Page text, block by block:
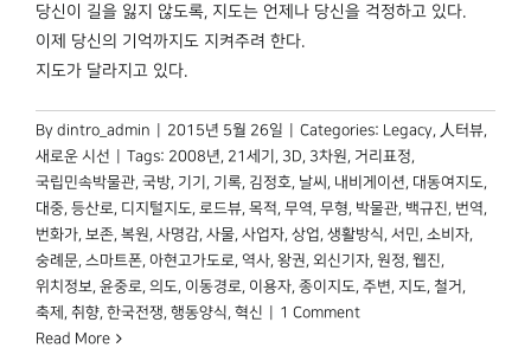
당신이 길을 잃지 않도록, 지도는 언제나 당신을 걱정하고 있다.
이제 당신의 기억까지도 지켜주려 한다.
지도가 달라지고 있다.
By dintro_admin 2015년 5월 26일 Categories: Legacy, 人터뷰,
새로운 시선
Tags: 2008년, 21세기 , 3D, 3차원, 거리표정,
국립민속박물관, 국방, 기기 , 기록, 김정호, 날씨 , 내비게이션, 대동여지도,
대중, 등산로, 디지털지도, 로드뷰, 목적, 무역, 무형, 박물관, 백규진, 번역,
번화가, 보존, 복원, 사명감, 사물, 사업자, 상업, 생활방식, 서민, 소비자,
숭례문, 스마트폰, 아현고가도로, 역사, 왕권, 외신기자, 원정, 웹진,
위치정보, 윤중로, 의도, 이동경로, 이용자, 종이지도, 주변, 지도, 철거 ,
축제 , 취향, 한국전쟁, 행동양식, 혁신
1 Comment
Read More